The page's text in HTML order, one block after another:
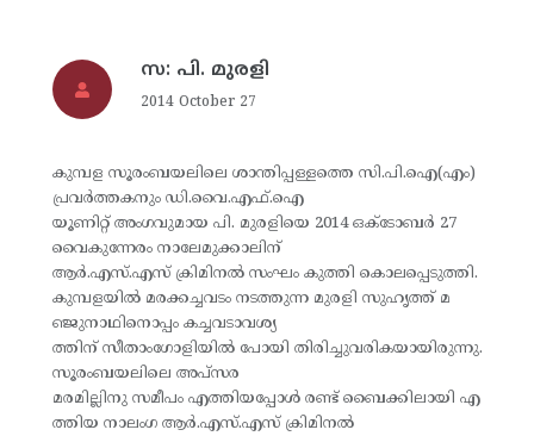
സ: പി. മുരളി
2014 October 27
കുമ്പള സൂരംബയലിലെ ശാന്തിപ്പള്ളത്തെ സി.പി.ഐ(എം)
പ്രവര്‍ത്തകനും ഡി.വൈ.എഫ്.ഐ
യൂണിറ്റ് അംഗവുമായ പി. മുരളിയെ 2014 ഒക്‌ടോബര്‍ 27
വൈകുന്നേരം നാലേമുക്കാലിന്
ആര്‍.എസ്.എസ് ക്രിമിനല്‍ സംഘം കുത്തി കൊലപ്പെടുത്തി.
കുമ്പളയില്‍ മരക്കച്ചവടം നടത്തുന്ന മുരളി സുഹൃത്ത് മ
ഞ്ജുനാഥിനൊപ്പം കച്ചവടാവശ്യ
ത്തിന് സീതാംഗോളിയില്‍ പോയി തിരിച്ചുവരികയായിരുന്നു.
സൂരംബയലിലെ അപ്‌സര
മരമില്ലിനു സമീപം എത്തിയപ്പോള്‍ രണ്ട് ബൈക്കിലായി എ
ത്തിയ നാലംഗ ആര്‍.എസ്.എസ് ക്രിമിനല്‍